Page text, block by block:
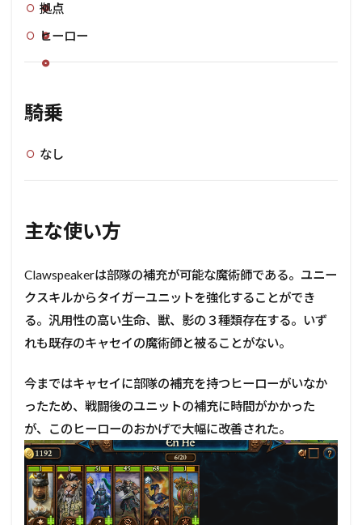
拠点
ヒーロー
騎乗
なし
主な使い方
Clawspeakerは部隊の補充が可能な魔術師である。ユニー
クスキルからタイガーユニットを強化することができ
る。汎用性の高い生命、獣、影の３種類存在する。いず
れも既存のキャセイの魔術師と被ることがない。
今まではキャセイに部隊の補充を持つヒーローがいなか
ったため、戦闘後のユニットの補充に時間がかかった
が、このヒーローのおかげで大幅に改善された。